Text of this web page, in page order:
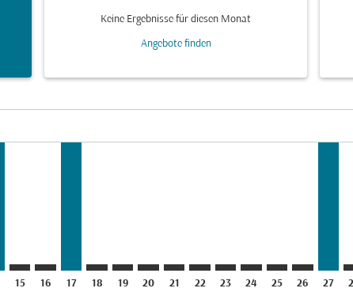
Keine Ergebnisse für diesen Monat
Angebote finden
15 16 17 18 19
RUH–SLL: cmp-view-offers-
20
RUH–SLL: cmp-view-offers-
21
RUH–SLL: cmp-view-
22
RUH–SLL: cmp-view-
23
RUH–SLL: cmp-
24
RUH–SLL:
25 26 27